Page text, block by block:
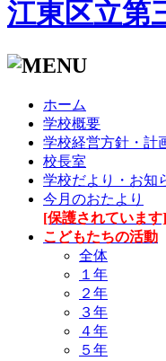
江東区立第
ホーム
学校概要
学校経営方針・計
校長室
学校だより・お知
今月のおたより
[保護されています]
こどもたちの活動
全体
１年
２年
３年
４年
５年